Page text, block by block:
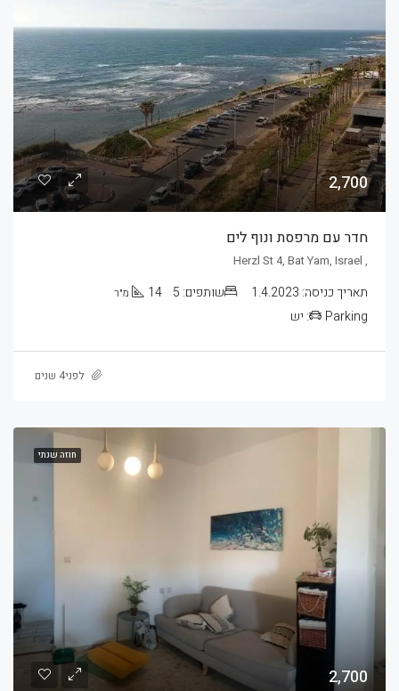
2,700
חדר עם מרפסת ונוף לים
, Herzl St 4, Bat Yam, Israel
תאריך כניסה: 1.4.2023 שותפים: 5
14 מ״ר
Parking: יש
לפני4 שנים
חוזה שנתי
2,700